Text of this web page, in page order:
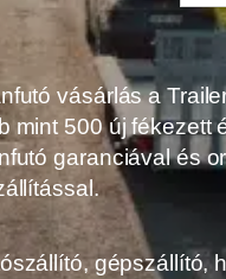
vásárlás a
mint 500 új fékezett
garanciával és
gépszállító,